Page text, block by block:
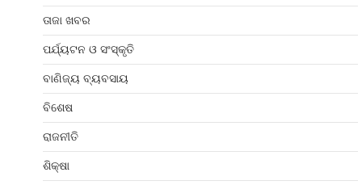
ତାଜା ଖବର
ପର୍ଯ୍ୟଟନ ଓ ସଂସ୍କୃତି
ବାଣିଜ୍ୟ ବ୍ୟବସାୟ
ବିଶେଷ
ରାଜନୀତି
ଶିକ୍ଷା